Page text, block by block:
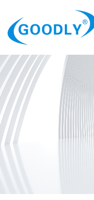
Продукция
ОТРАСЛИ
Категория
Новости
Контакты